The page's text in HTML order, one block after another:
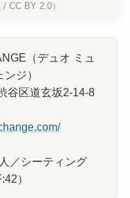
/ CC BY 2.0）
（デュオ ミュ
ジ）
谷区道玄坂2-14-8
／シーティング
）